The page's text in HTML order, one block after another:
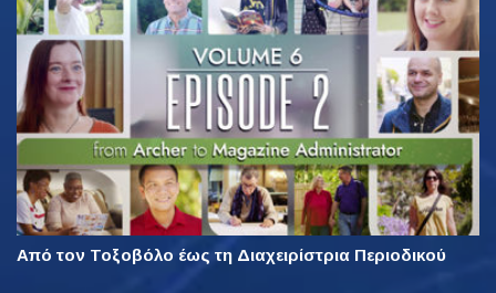
Από τον Τοξοβόλο έως τη Διαχειρίστρια Περιοδικού